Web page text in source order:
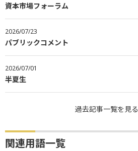
資本市場フォーラム
2026/07/23
パブリックコメント
2026/07/01
半夏生
過去記事一覧を見る
関連用語一覧